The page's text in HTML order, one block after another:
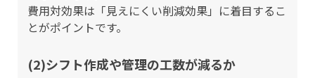
費用対効果は「見えにくい削減効果」に着目するこ
とがポイントです。
(2)シフト作成や管理の工数が減るか